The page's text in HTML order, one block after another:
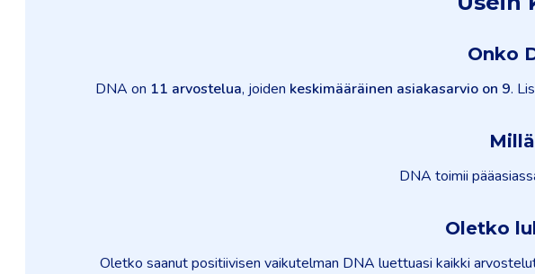
Onko
DNA on 11 arvostelua, joiden keskimääräinen asiakasarvio on 9.
DNA toimii
Oletko
Oletko saanut positiivisen vaikutelman DNA luettuasi kaikki